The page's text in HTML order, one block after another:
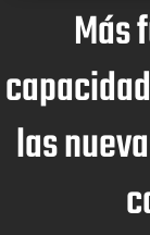
Más
las